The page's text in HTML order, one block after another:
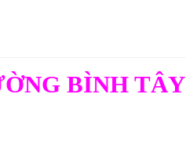
BÌNH TÂY